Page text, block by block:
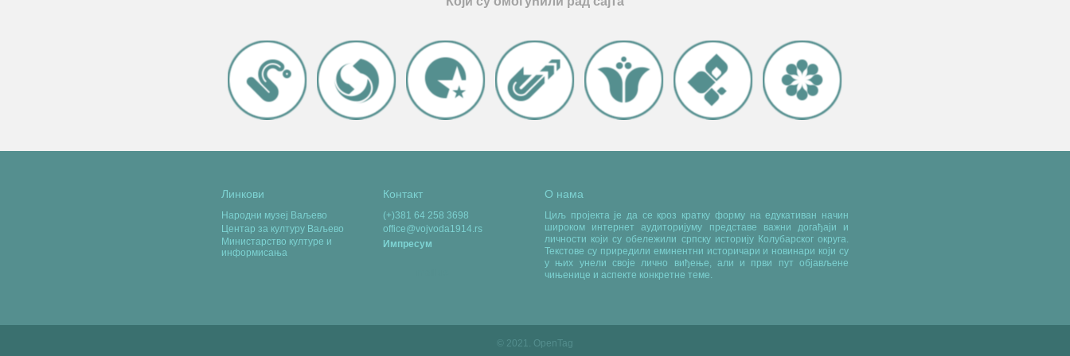
Линкови
Народни музеј Ваљево
Центар за културу Ваљево
Министарство културе и
информисања
Контакт
(+)381 64 258 3698
office@vojvoda1914.rs
Импресум
О нама
Циљ пројекта је да се кроз кратку форму на едукативан начин
широком интернет аудиторијуму представе важни догађаји и
личности који су обележили српску историју Колубарског округа.
Текстове су приредили еминентни историчари и новинари који су
у њих унели своје лично виђење, али и први пут објављене
чињенице и аспекте конкретне теме.
© 2021. OpenTag